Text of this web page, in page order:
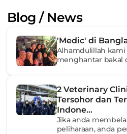
Blog / News
'Medic' di
Alhamdulillah kami
menghantar bakal
2 Veterinary
Tersohor dan
Indone...
Jika anda
peliharaan, anda